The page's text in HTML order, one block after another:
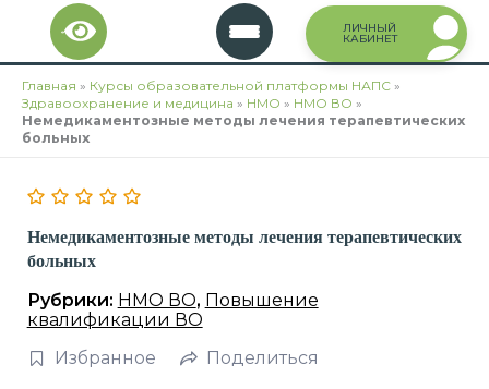
Перейти
содержимому
ЛИЧНЫЙ
КАБИНЕТ
Главная » Курсы образовательной платформы НАПС »
Здравоохранение и медицина » НМО » НМО ВО »
Немедикаментозные методы лечения терапевтических
больных
Немедикаментозные методы лечения терапевтических
больных
Рубрики: НМО ВО, Повышение
квалификации ВО
Избранное
Поделиться